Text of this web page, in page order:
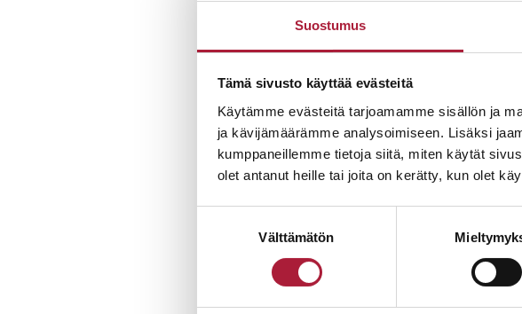
Suostumus
Tämä sivusto käyttää evästeitä
Käytämme evästeitä tarjoamamme sisällön ja
ja kävijämäärämme analysoimiseen. Lisäksi
kumppaneillemme tietoja siitä, miten käytät
olet antanut heille tai joita on kerätty, kun olet
Välttämätön
TALOMYYNTI
Se on v. 1993 perustettu perheyritys.
arkeen ja iloiseen juhlaan
Olemme toimineet pitkään
AAA gold.